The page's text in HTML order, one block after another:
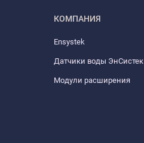
КОМПАНИЯ
Ensystek
Датчики воды ЭнСистек
Модули расширения